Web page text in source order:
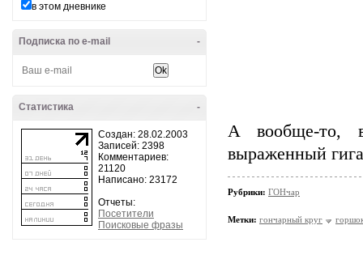
в этом дневнике
-
Подписка по e-mail
-
Статистика
Создан: 28.02.2003
Записей: 2398
Комментариев:
21120
Написано: 23172
Отчеты:
Посетители
Поисковые фразы
А вообще-то,
выраженный
Рубрики: ГОНчар
Метки: гончарный круг